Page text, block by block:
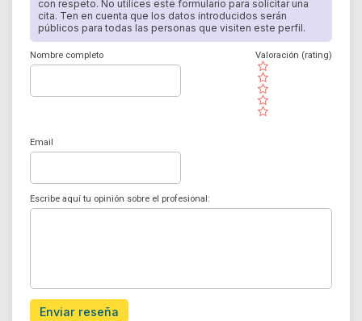
con respeto. No utilices este formulario para solicitar una
cita. Ten en cuenta que los datos introducidos serán
públicos para todas las personas que visiten este perfil.
Nombre completo
( )
( )
( )
( )
( )
Valoración (rating)
Email
Escribe aquí tu opinión sobre el profesional:
Enviar reseña